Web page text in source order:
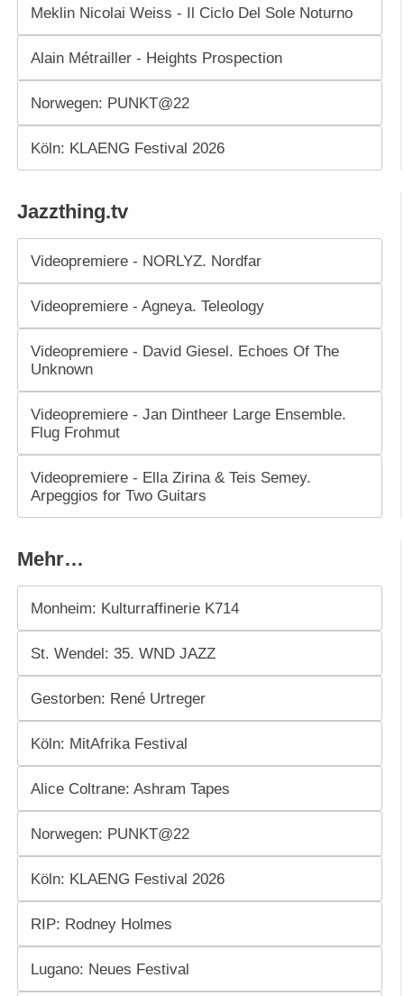
Meklin Nicolai Weiss - Il Ciclo Del Sole Noturno
Alain Métrailler - Heights Prospection
Norwegen: PUNKT@22
Köln: KLAENG Festival 2026
Jazzthing.tv
Videopremiere - NORLYZ. Nordfar
Videopremiere - Agneya. Teleology
Videopremiere - David Giesel. Echoes Of The
Unknown
Videopremiere - Jan Dintheer Large Ensemble.
Flug Frohmut
Videopremiere - Ella Zirina & Teis Semey.
Arpeggios for Two Guitars
Mehr…
Monheim: Kulturraffinerie K714
St. Wendel: 35. WND JAZZ
Gestorben: René Urtreger
Köln: MitAfrika Festival
Alice Coltrane: Ashram Tapes
Norwegen: PUNKT@22
Köln: KLAENG Festival 2026
RIP: Rodney Holmes
Lugano: Neues Festival